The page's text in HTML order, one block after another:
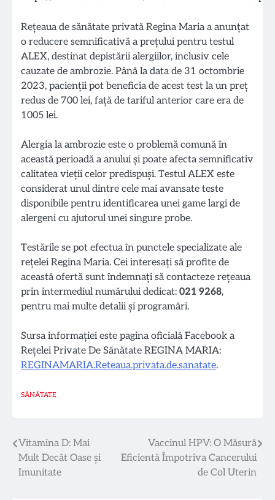
Rețeaua de sănătate privată Regina Maria a anunțat
o reducere semnificativă a prețului pentru testul
ALEX, destinat depistării alergiilor, inclusiv cele
cauzate de ambrozie. Până la data de 31 octombrie
2023, pacienții pot beneficia de acest test la un preț
redus de 700 lei, față de tariful anterior care era de
1005 lei.
Alergia la ambrozie este o problemă comună în
această perioadă a anului și poate afecta semnificativ
calitatea vieții celor predispuși. Testul ALEX este
considerat unul dintre cele mai avansate teste
disponibile pentru identificarea unei game largi de
alergeni cu ajutorul unei singure probe.
Testările se pot efectua în punctele specializate ale
rețelei Regina Maria. Cei interesați să profite de
această ofertă sunt îndemnați să contacteze rețeaua
prin intermediul numărului dedicat: 021 9268,
pentru mai multe detalii și programări.
Sursa informației este pagina oficială Facebook a
Rețelei Private De Sănătate REGINA MARIA:
REGINAMARIA.Reteaua.privata.de.sanatate.
SĂNĂTATE
Navigare
în
Vitamina D: Mai
Mult Decât Oase și
Imunitate
Vaccinul HPV: O Măsură
Eficientă Împotriva Cancerului
de Col Uterin